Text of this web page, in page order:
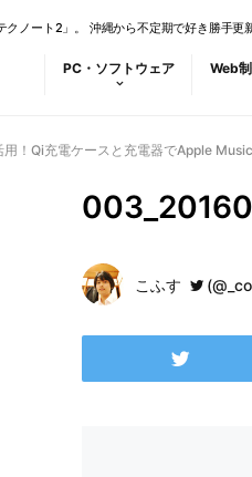
ノート2」。 沖縄から不定期で好き勝手更
PC・ソフトウェア Web
！Qi充電ケースと充電器でApple
こふす